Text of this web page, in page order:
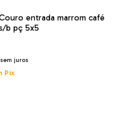
entrada marrom café
b pç 5x5
sem juros
Pix